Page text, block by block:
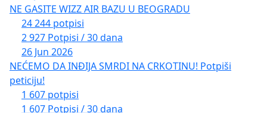
NE GASITE WIZZ AIR BAZU U BEOGRADU
24 244 potpisi
2 927 Potpisi / 30 dana
26 Jun 2026
NEĆEMO DA INĐIJA SMRDI NA CRKOTINU! Potpiši
peticiju!
1 607 potpisi
1 607 Potpisi / 30 dana